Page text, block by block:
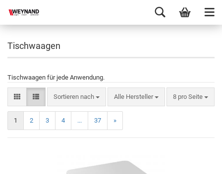
Tischwaagen
Tischwaagen für jede Anwendung.
Sortieren nach Alle Hersteller 8 pro Seite
1 2 3 4 ... 37 »